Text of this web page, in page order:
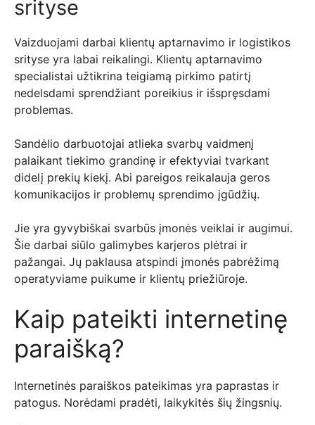
srityse
Vaizduojami darbai klientų aptarnavimo ir logistikos
srityse yra labai reikalingi. Klientų aptarnavimo
specialistai užtikrina teigiamą pirkimo patirtį
nedelsdami sprendžiant poreikius ir išspręsdami
problemas.
Sandėlio darbuotojai atlieka svarbų vaidmenį
palaikant tiekimo grandinę ir efektyviai tvarkant
didelį prekių kiekį. Abi pareigos reikalauja geros
komunikacijos ir problemų sprendimo įgūdžių.
Jie yra gyvybiškai svarbūs įmonės veiklai ir augimui.
Šie darbai siūlo galimybes karjeros plėtrai ir
pažangai. Jų paklausa atspindi įmonės pabrėžimą
operatyviame puikume ir klientų priežiūroje.
Kaip pateikti internetinę
paraišką?
Internetinės paraiškos pateikimas yra paprastas ir
patogus. Norėdami pradėti, laikykitės šių žingsnių.